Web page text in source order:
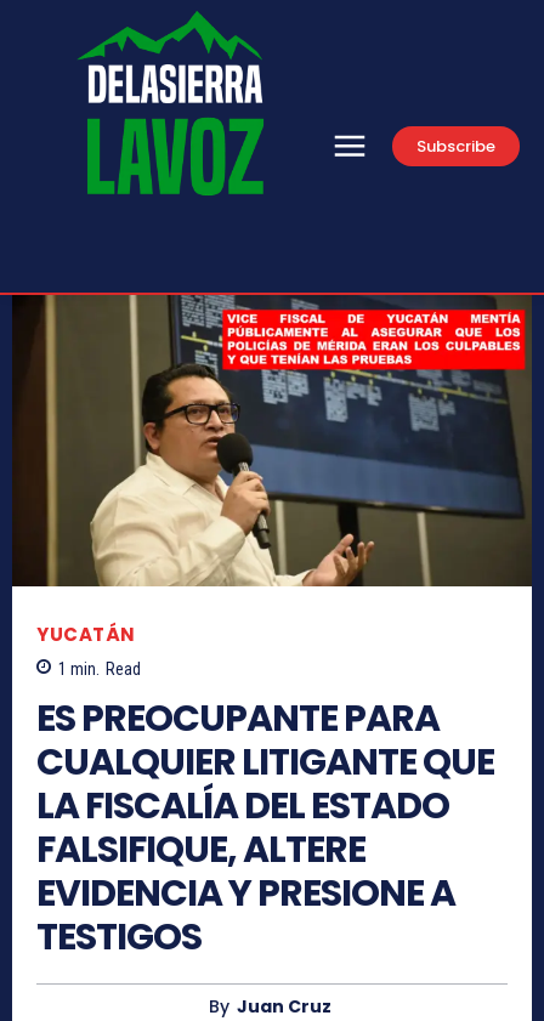
Subscribe
YUCATÁN
1 min. Read
ES PREOCUPANTE PARA
CUALQUIER LITIGANTE QUE
LA FISCALÍA DEL ESTADO
FALSIFIQUE, ALTERE
EVIDENCIA Y PRESIONE A
TESTIGOS
By Juan Cruz